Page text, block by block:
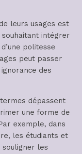
leurs usages est
intégrer
politesse
peut passer
des
dépassent
une forme de
exemple, dans
les étudiants et
les